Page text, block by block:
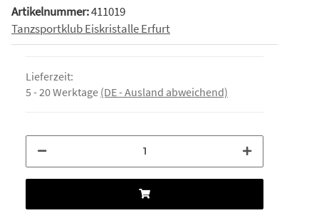
Artikelnummer:411019
Tanzsportklub Eiskristalle Erfurt
Lieferzeit:
5 - 20 Werktage (DE - Ausland abweichend)